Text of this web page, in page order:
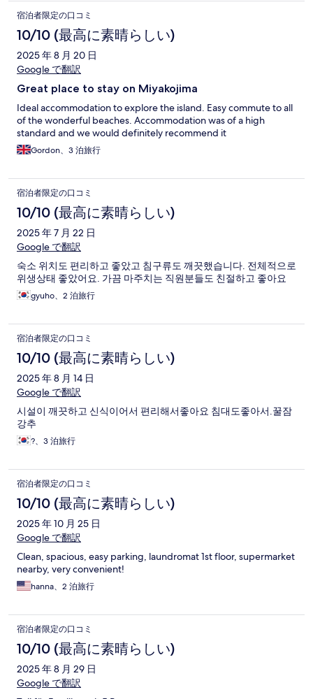
宿泊者限定の口コミ
10/10 (最高に素晴らしい)
2025 年 8 月 20 日
Google で翻訳
Great place to stay on Miyakojima
Ideal accommodation to explore the island. Easy commute to all
of the wonderful beaches. Accommodation was of a high
standard and we would definitely recommend it
Gordon、3 泊旅行
宿泊者限定の口コミ
10/10 (最高に素晴らしい)
2025 年 7 月 22 日
Google で翻訳
숙소 위치도 편리하고 좋았고 침구류도 깨끗했습니다. 전체적으로
위생상태 좋았어요. 가끔 마주치는 직원분들도 친절하고 좋아요
gyuho、2 泊旅行
宿泊者限定の口コミ
10/10 (最高に素晴らしい)
2025 年 8 月 14 日
Google で翻訳
시설이 깨끗하고 신식이어서 편리해서좋아요 침대도좋아서.꿀잠
강추
?、3 泊旅行
宿泊者限定の口コミ
10/10 (最高に素晴らしい)
2025 年 10 月 25 日
Google で翻訳
Clean, spacious, easy parking, laundromat 1st floor, supermarket
nearby, very convenient!
hanna、2 泊旅行
宿泊者限定の口コミ
10/10 (最高に素晴らしい)
2025 年 8 月 29 日
Google で翻訳